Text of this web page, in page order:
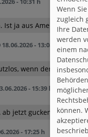
Ist ja aus Amerika. Bei
18.06.2026 - 13:08 h
wenn der Geist
- 15:39 h
jetzt gucken alle WM :-)
- 17:25 h
Wenn
zugleich
Ihre
werden
einem
können.